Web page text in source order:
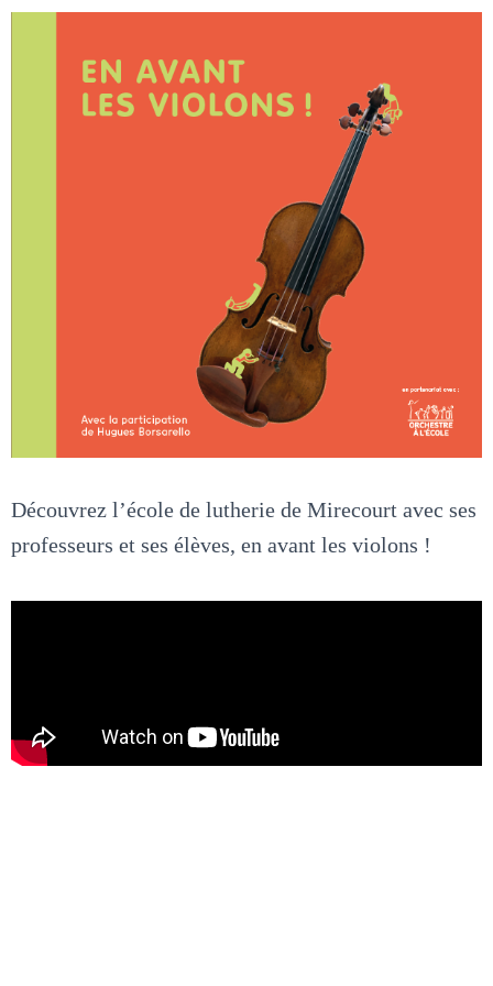
Découvrez l’école de lutherie de Mirecourt avec ses
professeurs et ses élèves, en avant les violons !